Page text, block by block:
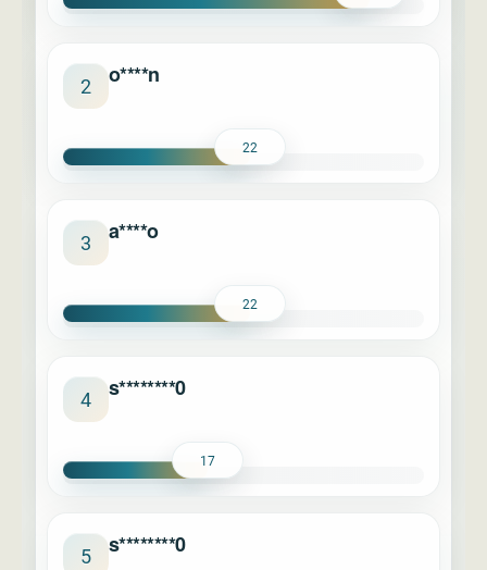
2 o****n
22
3 a****o
22
4 s********0
17
5 s********0